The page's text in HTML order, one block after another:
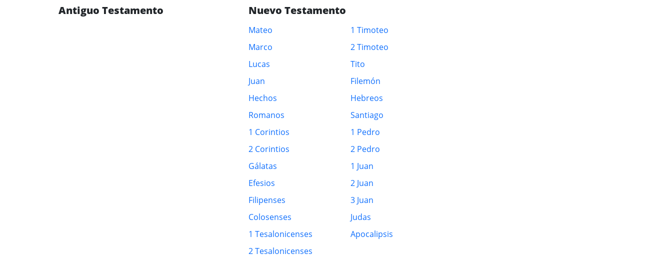
Antiguo Testamento Nuevo Testamento
Mateo
Marco
Lucas
Juan
Hechos
Romanos
1 Corintios
2 Corintios
Gálatas
Efesios
Filipenses
Colosenses
1 Tesalonicenses
2 Tesalonicenses
1 Timoteo
2 Timoteo
Tito
Filemón
Hebreos
Santiago
1 Pedro
2 Pedro
1 Juan
2 Juan
3 Juan
Judas
Apocalipsis